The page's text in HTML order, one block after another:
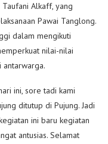
Alkaff, yang
Pawai Tanglong.
dalam mengikuti
nilai-nilai
ini, sore tadi kami
ditutup di Pujung. Jadi
ini baru kegiatan
antusias. Selamat